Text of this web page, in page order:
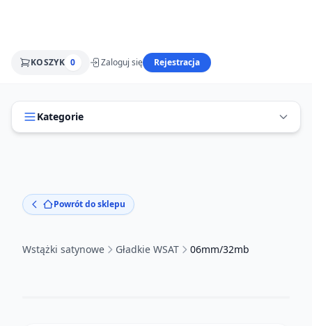
KOSZYK 0 Zaloguj się Rejestracja
Kategorie
Powrót do sklepu
Wstążki satynowe Gładkie WSAT 06mm/32mb